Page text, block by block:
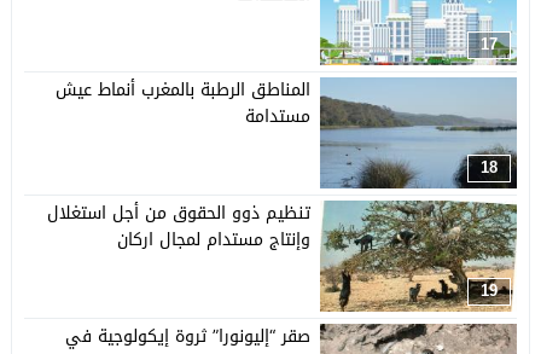
17
18
المناطق الرطبة بالمغرب أنماط عيش
مستدامة
19
تنظيم ذوو الحقوق من أجل استغلال
وإنتاج مستدام لمجال اركان
صقر “إليونورا” ثروة إيكولوجية في